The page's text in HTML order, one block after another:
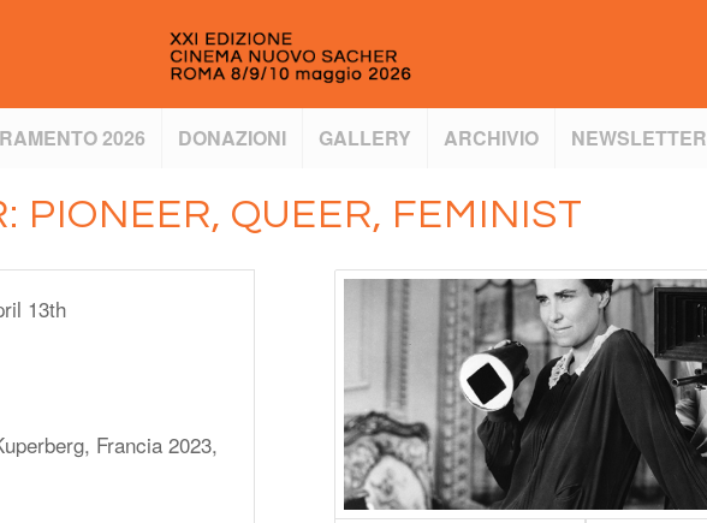
2026 DONAZIONI GALLERY ARCHIVIO NEWSLETTER
PIONEER, QUEER, FEMINIST
13th
Francia 2023,